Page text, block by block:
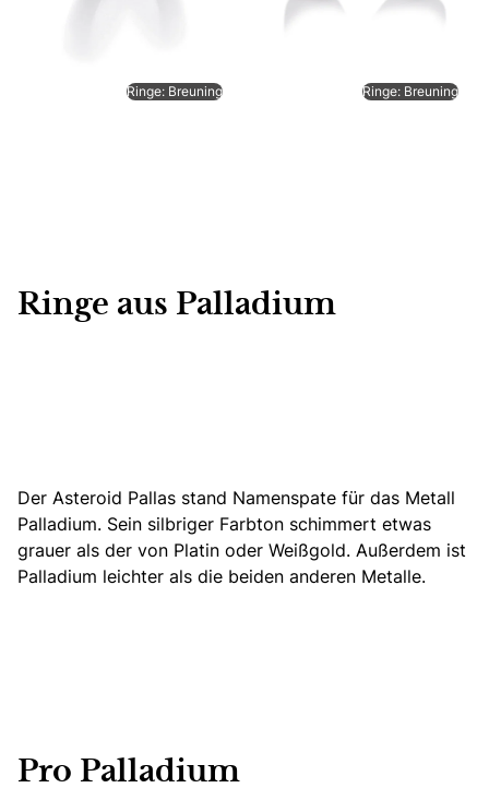
Ringe: Breuning Ringe: Breuning
Ringe aus Palladium
Der Asteroid Pallas stand Namenspate für das Metall
Palladium. Sein silbriger Farbton schimmert etwas
grauer als der von Platin oder Weißgold. Außerdem ist
Palladium leichter als die beiden anderen Metalle.
Pro Palladium